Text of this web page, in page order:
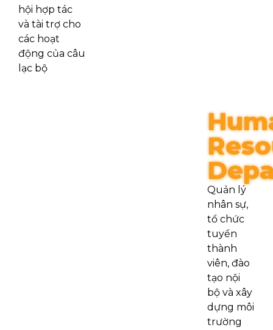
hội hợp tác
và tài trợ cho
các hoạt
động của câu
lạc bộ
Quản lý
nhân sự,
tổ chức
tuyển
thành
viên, đào
tạo nội
bộ và xây
dựng môi
trường